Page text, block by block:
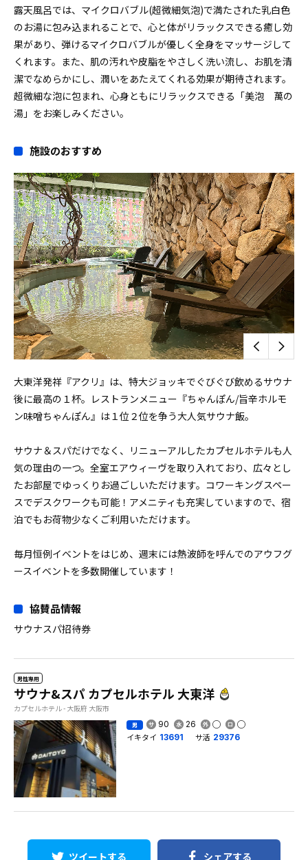
露天風呂では、マイクロバブル(超微細気泡)で満たされた乳白色
のお湯に包み込まれることで、心と体がリラックスできる癒し効
果があり、弾けるマイクロバブルが優しく全身をマッサージして
くれます。また、肌の汚れや皮脂をやさしく洗い流し、お肌を清
潔でなめらかにし、潤いをあたえてくれる効果が期待されます。
超微細な泡に包まれ、心身ともにリラックスできる「美泡 萬の
湯」をお楽しみください。
施設のおすすめ
大東洋発祥『アクリ』は、特大ジョッキでぐびぐび飲めるサウナ
後に最高の１杯。レストランメニュー『ちゃんぽん/旨辛ホルモ
ン味噌ちゃんぽん』は１位２位を争う大人気サウナ飯。
サウナ＆スパだけでなく、リニューアルしたカプセルホテルも人
気の理由の一つ。全室エアウィーヴを取り入れており、広々とし
たお部屋でゆっくりお過ごしいただけます。コワーキングスペー
スでデスクワークも可能！アメニティも充実していますので、宿
泊でもお荷物少なくご利用いただけます。
毎月恒例イベントをはじめ、週末には熱波師を呼んでのアウフグ
ースイベントを多数開催しています！
協賛品情報
サウナスパ招待券
男性専用
サウナ&スパ カプセルホテル 大東洋
カプセルホテル - 大阪府 大阪市
男 90 26
イキタイ 13691 サ活 29376
ツイートする シェアする